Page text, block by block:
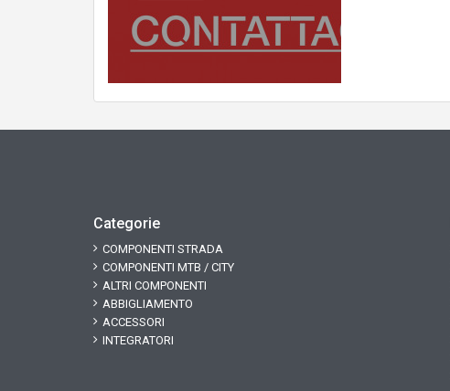
Categorie
COMPONENTI STRADA
COMPONENTI MTB / CITY
ALTRI COMPONENTI
ABBIGLIAMENTO
ACCESSORI
INTEGRATORI